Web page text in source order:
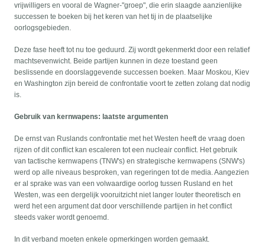
vrijwilligers en vooral de Wagner-"groep", die erin slaagde aanzienlijke
successen te boeken bij het keren van het tij in de plaatselijke
oorlogsgebieden.
Deze fase heeft tot nu toe geduurd. Zij wordt gekenmerkt door een relatief
machtsevenwicht. Beide partijen kunnen in deze toestand geen
beslissende en doorslaggevende successen boeken. Maar Moskou, Kiev
en Washington zijn bereid de confrontatie voort te zetten zolang dat nodig
is.
Gebruik van kernwapens: laatste argumenten
De ernst van Ruslands confrontatie met het Westen heeft de vraag doen
rijzen of dit conflict kan escaleren tot een nucleair conflict. Het gebruik
van tactische kernwapens (TNW's) en strategische kernwapens (SNW's)
werd op alle niveaus besproken, van regeringen tot de media. Aangezien
er al sprake was van een volwaardige oorlog tussen Rusland en het
Westen, was een dergelijk vooruitzicht niet langer louter theoretisch en
werd het een argument dat door verschillende partijen in het conflict
steeds vaker wordt genoemd.
In dit verband moeten enkele opmerkingen worden gemaakt.